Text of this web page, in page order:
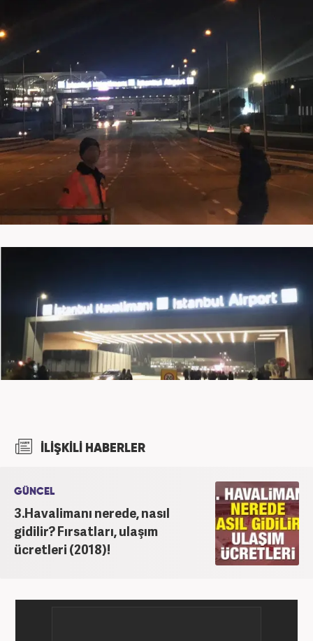
İLİŞKİLİ HABERLER
GÜNCEL
3.Havalimanı nerede, nasıl
gidilir? Fırsatları, ulaşım
ücretleri (2018)!